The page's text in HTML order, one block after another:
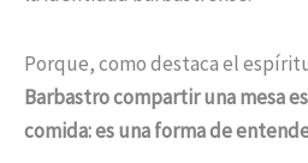
Porque, como destaca el
Barbastro compartir una mesa
comida: es una forma de